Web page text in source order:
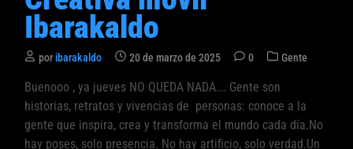
d
e
n
Ibarakaldo
poribarakaldo 20 de marzo de 2025 0
P
b
l
i
c
Gente
Buenooo , ya jueves NO QUEDA NADA…. Gente son
historias, retratos y vivencias de personas: conoce a la
gente que inspira, crea y transforma el mundo cada día.No
hay poses, solo presencia. No hay artificio, solo verdad.Un